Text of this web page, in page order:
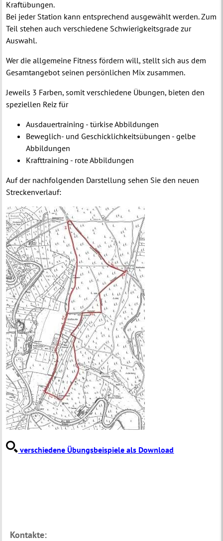
Kraftübungen.
Bei jeder Station kann entsprechend ausgewählt werden. Zum
Teil stehen auch verschiedene Schwierigkeitsgrade zur
Auswahl.
Wer die allgemeine Fitness fördern will, stellt sich aus dem
Gesamtangebot seinen persönlichen Mix zusammen.
Jeweils 3 Farben, somit verschiedene Übungen, bieten den
speziellen Reiz für
Ausdauertraining - türkise Abbildungen
Beweglich- und Geschicklichkeitsübungen - gelbe
Abbildungen
Krafttraining - rote Abbildungen
Auf der nachfolgenden Darstellung sehen Sie den neuen
Streckenverlauf:
verschiedene Übungsbeispiele als Download
Kontakte: